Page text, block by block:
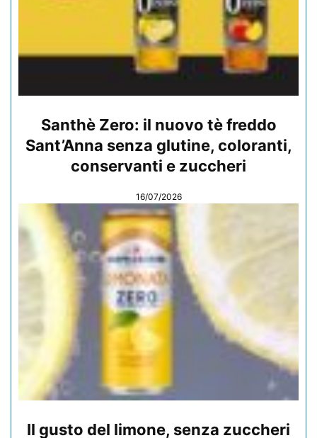
Santhè Zero: il nuovo tè freddo
Sant’Anna senza glutine, coloranti,
conservanti e zuccheri
16/07/2026
Il gusto del limone, senza zuccheri